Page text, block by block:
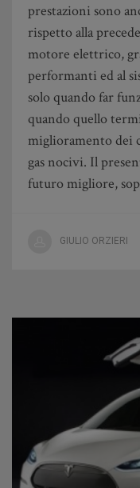
prestazioni sono
rispetto alla
motore elettrico,
performanti ed al
solo quando far
quando quello
miglioramento dei
gas nocivi. Il
futuro migliore,
GIULIO ORZIERI